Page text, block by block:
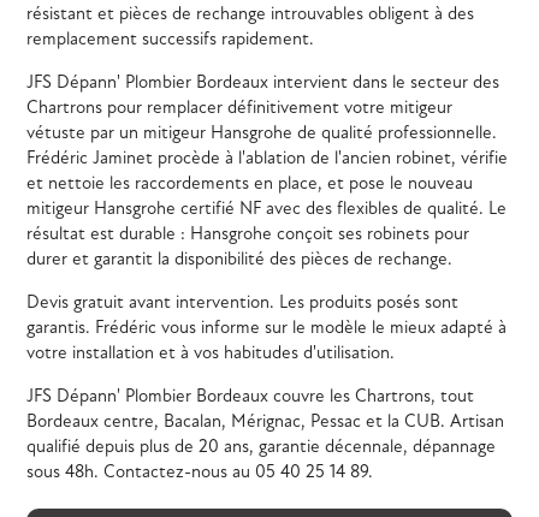
résistant et pièces de rechange introuvables obligent à des
remplacement successifs rapidement.
JFS Dépann' Plombier Bordeaux intervient dans le secteur des
Chartrons pour remplacer définitivement votre mitigeur
vétuste par un mitigeur Hansgrohe de qualité professionnelle.
Frédéric Jaminet procède à l'ablation de l'ancien robinet, vérifie
et nettoie les raccordements en place, et pose le nouveau
mitigeur Hansgrohe certifié NF avec des flexibles de qualité. Le
résultat est durable : Hansgrohe conçoit ses robinets pour
durer et garantit la disponibilité des pièces de rechange.
Devis gratuit avant intervention. Les produits posés sont
garantis. Frédéric vous informe sur le modèle le mieux adapté à
votre installation et à vos habitudes d'utilisation.
JFS Dépann' Plombier Bordeaux couvre les Chartrons, tout
Bordeaux centre, Bacalan, Mérignac, Pessac et la CUB. Artisan
qualifié depuis plus de 20 ans, garantie décennale, dépannage
sous 48h. Contactez-nous au 05 40 25 14 89.